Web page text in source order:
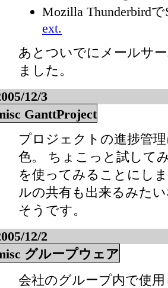
Mozilla Thunderbird
ext.
あとついでにメールサ
ました。
12/3
GanttProject
プロジェクトの進捗管
色。 ちょこっと試して
を使ってみることにし
ルの共有も出来るみた
そうです。
12/2
グループウェア
会社のグループ内で使